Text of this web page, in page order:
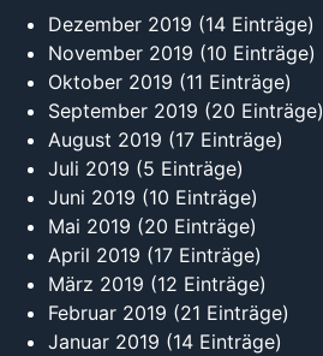
Dezember 2019 (14 Einträge)
November 2019 (10 Einträge)
Oktober 2019 (11 Einträge)
September 2019 (20 Einträge)
August 2019 (17 Einträge)
Juli 2019 (5 Einträge)
Juni 2019 (10 Einträge)
Mai 2019 (20 Einträge)
April 2019 (17 Einträge)
März 2019 (12 Einträge)
Februar 2019 (21 Einträge)
Januar 2019 (14 Einträge)